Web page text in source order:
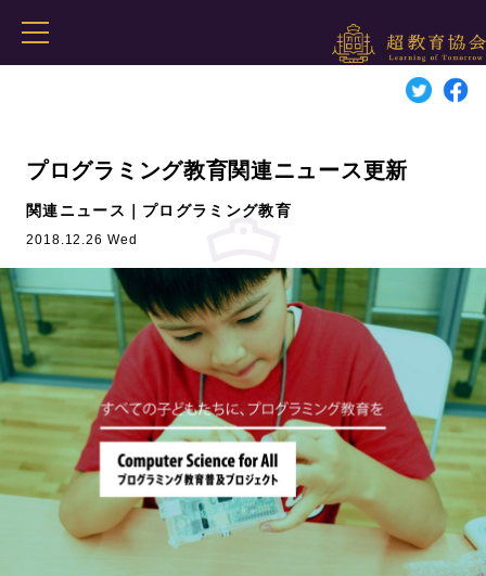
プログラミング教育関連ニュース更新
関連ニュース｜プログラミング教育
2018.12.26 Wed